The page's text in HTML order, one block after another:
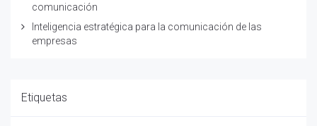
comunicación
Inteligencia estratégica para la comunicación de las
empresas
Etiquetas